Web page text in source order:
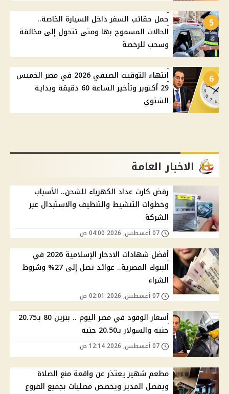
5
حمل حقائب السفر داخل السيارة الخاصة..
الحالات المسموح بها ومتى تتحول إلى مخالفة
وسحب للرخصة
6
انتهاء التوقيت الصيفي 2026 في مصر الخميس
29 أكتوبر وتأخير الساعة 60 دقيقة وبداية
الشتوي
الاخبار العامة
رفض كارت عداد الكهرباء للشحن.. الأسباب
وخطوات التنشيط والتنظيف والاستبدال عبر
الشركة
أفضل شهادات الادخار الإسلامية 2026 في
البنوك المصرية.. عوائد تصل إلى 27% وشروط
الشراء
أسعار الوقود في مصر اليوم .. بنزين 80 بـ20.75
جنيه والسولار بـ20.50 جنيه
مطعم شهير يعتذر عن واقعة منع الصلاة
ويفصل المدير ويخصص مصليات بجميع الفروع